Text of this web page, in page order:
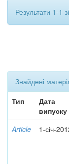
Результати 1-1
Знайдені
Тип
Дата
випуску
Article 1-січ-